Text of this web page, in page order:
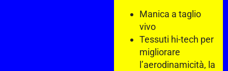
Manica a taglio
vivo
Tessuti hi-tech per
migliorare
l’aerodinamicità, la